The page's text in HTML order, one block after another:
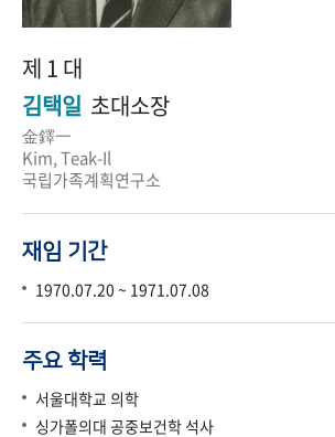
제 1 대
김택일 초대소장
金鐸一
Kim, Teak-Il
국립가족계획연구소
재임 기간
1970.07.20 ~ 1971.07.08
주요 학력
서울대학교 의학
싱가폴의대 공중보건학 석사